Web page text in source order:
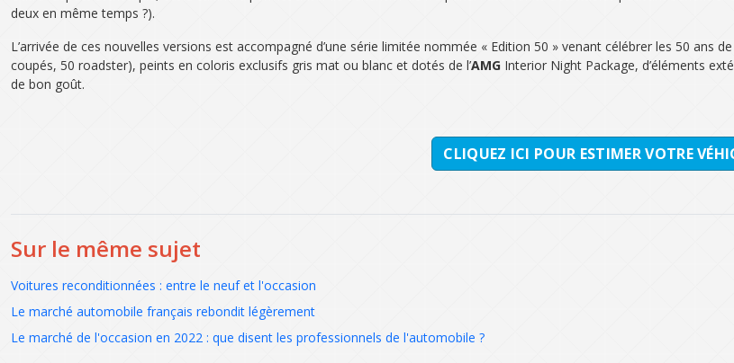
deux en même temps ?).
L’arrivée de ces nouvelles versions est accompagné d’une série limitée nommée « Edition 50 » venant célébrer les 50 ans
coupés, 50 roadster), peints en coloris exclusifs gris mat ou blanc et dotés de l’AMG Interior Night Package, d’éléments
de bon goût.
CLIQUEZ ICI POUR ESTIMER VOTRE
Sur le même sujet
Voitures reconditionnées : entre le neuf et l'occasion
Le marché automobile français rebondit légèrement
Le marché de l'occasion en 2022 : que disent les professionnels de l'automobile ?